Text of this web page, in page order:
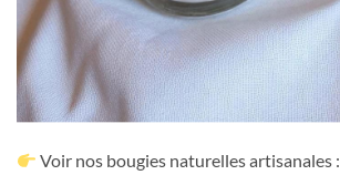
Voir nos bougies naturelles artisanales :